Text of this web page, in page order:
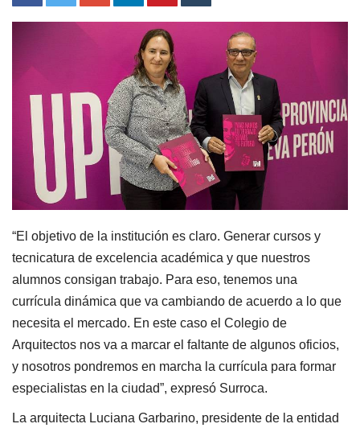
“El objetivo de la institución es claro. Generar cursos y
tecnicatura de excelencia académica y que nuestros
alumnos consigan trabajo. Para eso, tenemos una
currícula dinámica que va cambiando de acuerdo a lo que
necesita el mercado. En este caso el Colegio de
Arquitectos nos va a marcar el faltante de algunos oficios,
y nosotros pondremos en marcha la currícula para formar
especialistas en la ciudad”, expresó Surroca.
La arquitecta Luciana Garbarino, presidente de la entidad